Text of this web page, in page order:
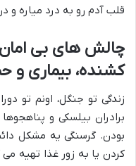
قلب آدم رو به درد میاره و
چالش های بی
کشنده، بیماری و
زندگی تو جنگل، اونم تو
برادران بیلسکی و
بودن. گرسنگی یه مشکل
کردن یا به زور غذا تهیه